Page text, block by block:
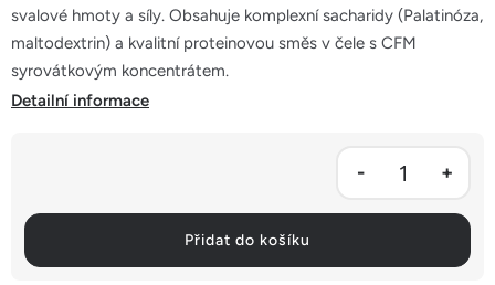
Přidat do košíku
svalové hmoty a síly. Obsahuje komplexní sacharidy (Palatinóza,
maltodextrin) a kvalitní proteinovou směs v čele s CFM
syrovátkovým koncentrátem.
Detailní informace